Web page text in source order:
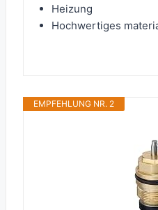
Heizung
Hochwertiges
EMPFEHLUNG NR. 2